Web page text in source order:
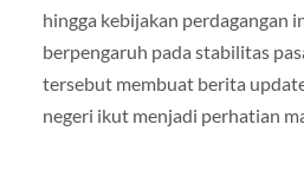
hingga kebijakan perdagangan
berpengaruh pada stabilitas
tersebut membuat berita
negeri ikut menjadi perhatian